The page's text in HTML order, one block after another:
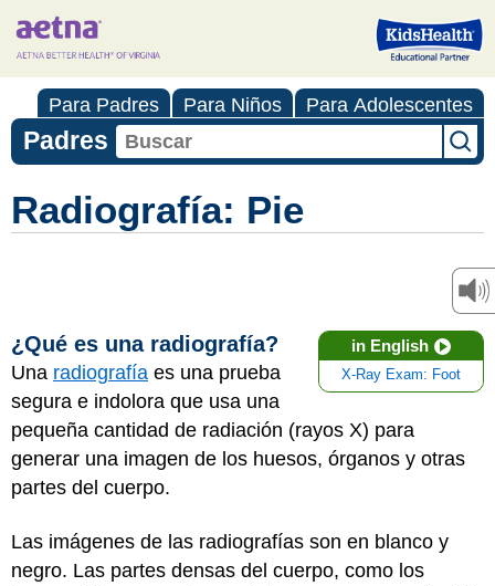
Para Padres Para Niños Para Adolescentes
Padres
Radiografía: Pie
in English
X-Ray Exam: Foot
¿Qué es una radiografía?
Una radiografía es una prueba
segura e indolora que usa una
pequeña cantidad de radiación (rayos X) para
generar una imagen de los huesos, órganos y otras
partes del cuerpo.
Las imágenes de las radiografías son en blanco y
negro. Las partes densas del cuerpo, como los